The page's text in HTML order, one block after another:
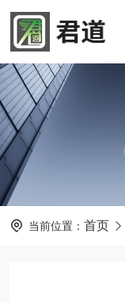
当前位置： 首页